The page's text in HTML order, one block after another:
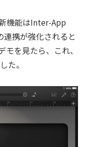
機能はInter-App
携が強化されると
を見たら、これ、
た。